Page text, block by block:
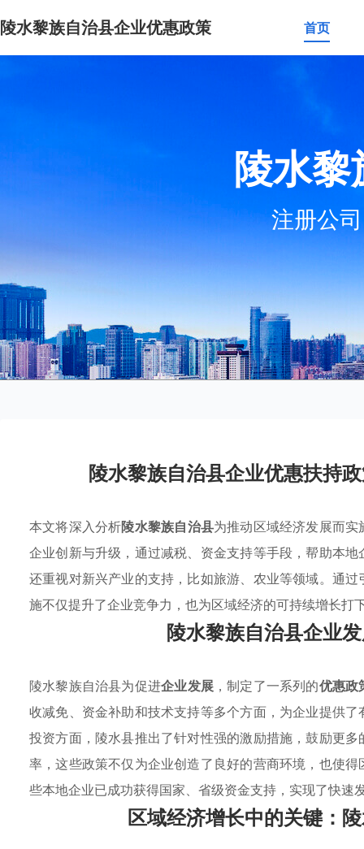
陵水黎族自治县企业优惠政策 首页
陵水
注册公
陵水黎族自治县企业优惠扶持
本文将深入分析陵水黎族自治县为推动区域经济发展而实
企业创新与升级，通过减税、资金支持等手段，帮助本
还重视对新兴产业的支持，比如旅游、农业等领域。通
施不仅提升了企业竞争力，也为区域经济的可持续增长打
陵水黎族自治县企业
陵水黎族自治县为促进企业发展，制定了一系列的优惠政
收减免、资金补助和技术支持等多个方面，为企业提供
投资方面，陵水县推出了针对性强的激励措施，鼓励更
率，这些政策不仅为企业创造了良好的营商环境，也使
些本地企业已成功获得国家、省级资金支持，实现了快
区域经济增长中的关键：